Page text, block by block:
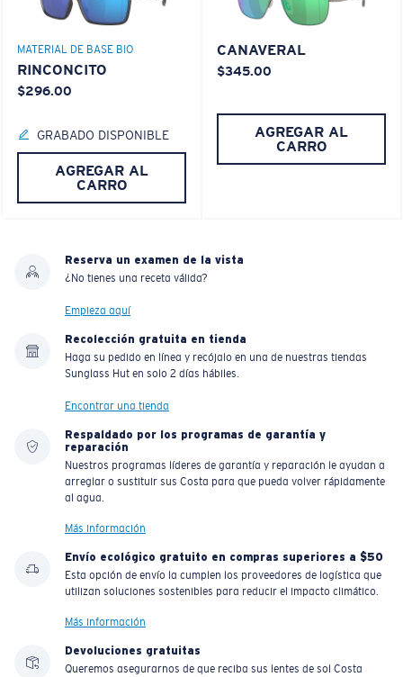
MATERIAL DE BASE BIO
RINCONCITO
$296.00
GRABADO DISPONIBLE
AGREGAR AL
CARRO
CANAVERAL
$345.00
AGREGAR AL
CARRO
Reserva un examen de la vista
¿No tienes una receta válida?
Empieza aquí
Recolección gratuita en tienda
Haga su pedido en línea y recójalo en una de nuestras tiendas
Sunglass Hut en solo 2 días hábiles.
Encontrar una tienda
Respaldado por los programas de garantía y
reparación
Nuestros programas líderes de garantía y reparación le ayudan a
arreglar o sustituir sus Costa para que pueda volver rápidamente
al agua.
Más información
Envío ecológico gratuito en compras superiores a $50
Esta opción de envío la cumplen los proveedores de logística que
utilizan soluciones sostenibles para reducir el impacto climático.
Más información
Devoluciones gratuitas
Queremos asegurarnos de que reciba sus lentes de sol Costa